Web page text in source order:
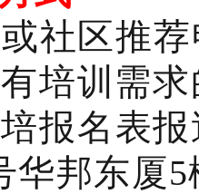
社区推
培训需
报名表
华邦东厦5